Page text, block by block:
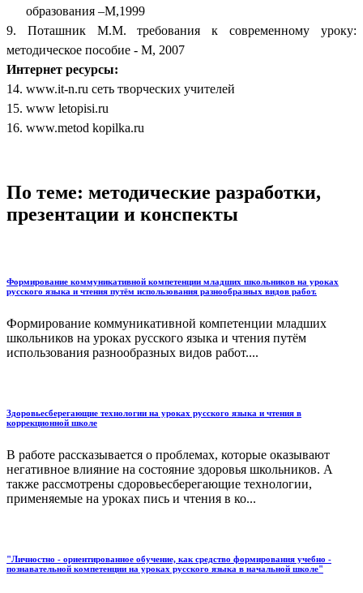
образования –М,1999
9. Поташник М.М. требования к современному уроку:
методическое пособие - М, 2007
Интернет ресурсы:
14. www.it-n.ru сеть творческих учителей
15. www letopisi.ru
16. www.metod kopilka.ru
По теме: методические разработки,
презентации и конспекты
Формирование коммуникативной компетенции младших школьников на уроках
русского языка и чтения путём использования разнообразных видов работ.
Формирование коммуникативной компетенции младших
школьников на уроках русского языка и чтения путём
использования разнообразных видов работ....
Здоровьесберегающие технологии на уроках русского языка и чтения в
коррекционной школе
В работе рассказывается о проблемах, которые оказывают
негативное влияние на состояние здоровья школьников. А
также рассмотрены сдоровьесберегающие технологии,
применяемые на уроках пись и чтения в ко...
"Личностно - ориентированное обучение, как средство формирования учебно -
познавательной компетенции на уроках русского языка в начальной школе"